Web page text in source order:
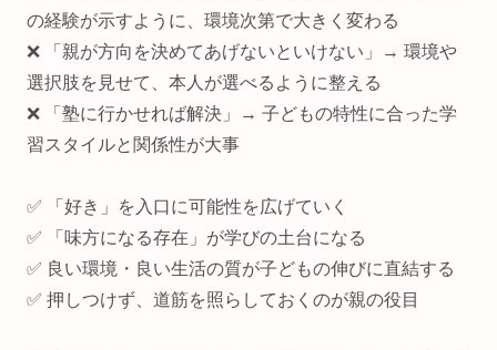
の経験が示すように、環境次第で大きく変わる
❌ 「親が方向を決めてあげないといけない」→ 環境や
選択肢を見せて、本人が選べるように整える
❌ 「塾に行かせれば解決」→ 子どもの特性に合った学
習スタイルと関係性が大事
✅ 「好き」を入口に可能性を広げていく
✅ 「味方になる存在」が学びの土台になる
✅ 良い環境・良い生活の質が子どもの伸びに直結する
✅ 押しつけず、道筋を照らしておくのが親の役目